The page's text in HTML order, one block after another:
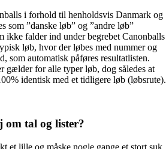
i forhold til henholdsvis Danmark og
som ”danske løb” og ”andre løb”
ikke falder ind under begrebet Canonballs
løb, hvor der løbes med nummer og
som automatisk påføres resultatlisten.
gælder for alle typer løb, dog således at
identisk med et tidligere løb (løbsrute).
om tal og lister?
et lille og måske nogle gange et stort suk